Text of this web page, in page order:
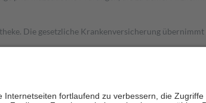
Die gesetzliche Krankenversicherung
Verordnung.